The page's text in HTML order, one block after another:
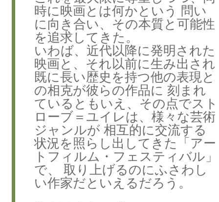
時に映画とは何かという 問い
に向き合い、その本質と可能性
を追求してきた。
いわば、近代以降に発明された
映画と、それ以前に生み出され
既に長い歴史を持つ他の表現と
の相克が彼らの作品に 刻まれ
ているともいえ、その点でスト
ローブ＝ユイレは、様々な芸術
ジャンルが 相互的に交流する
状況を照らし出してきた「アー
トフィルム・フェスティバル」
で、 取り上げるのにふさわし
い作家だといえるだろう。